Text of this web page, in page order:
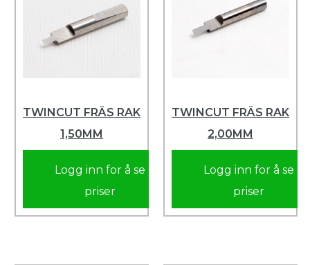
TWINCUT FRÄS RAK
1,50MM
Logg inn for å se
priser
TWINCUT FRÄS RAK
2,00MM
Logg inn for å se
priser